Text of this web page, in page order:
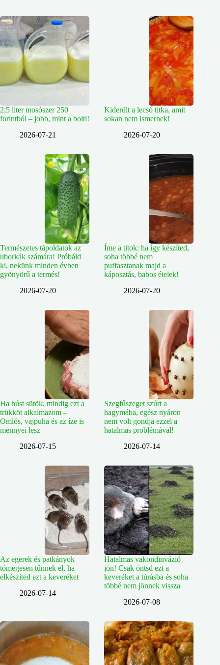
2,5 liter mosószer 250
forintból – jobb, mint a bolti!
2026-07-21
Kiderült a lecsó titka, amit
sokan nem ismernek!
2026-07-20
Természetes tápoldatok az
uborkák számára! Próbáld
ki, nekünk minden évben
gyönyörű a termés!
2026-07-20
Íme a titok: ha így készíted,
soha többé nem
puffasztanak majd a
káposztás, babos ételek!
2026-07-20
Ha húst sütök, mindig ezt a
trükköt alkalmazom –
Omlós, vajpuha és az íze is
mennyei lesz
2026-07-15
Szegfűszeget szúrt a
hagymába, egész nyáron
nem volt gondja ezzel a
hatalmas problémával!
2026-07-14
Az egerek és patkányok
tömegesen tűnnek el, ha
elkészíted ezt a keveréket
2026-07-14
Hatalmas vakondinvázió
jön! Csak öntsd ezt a
keveréket a túrásba és soha
többé nem jönnek vissza
2026-07-08